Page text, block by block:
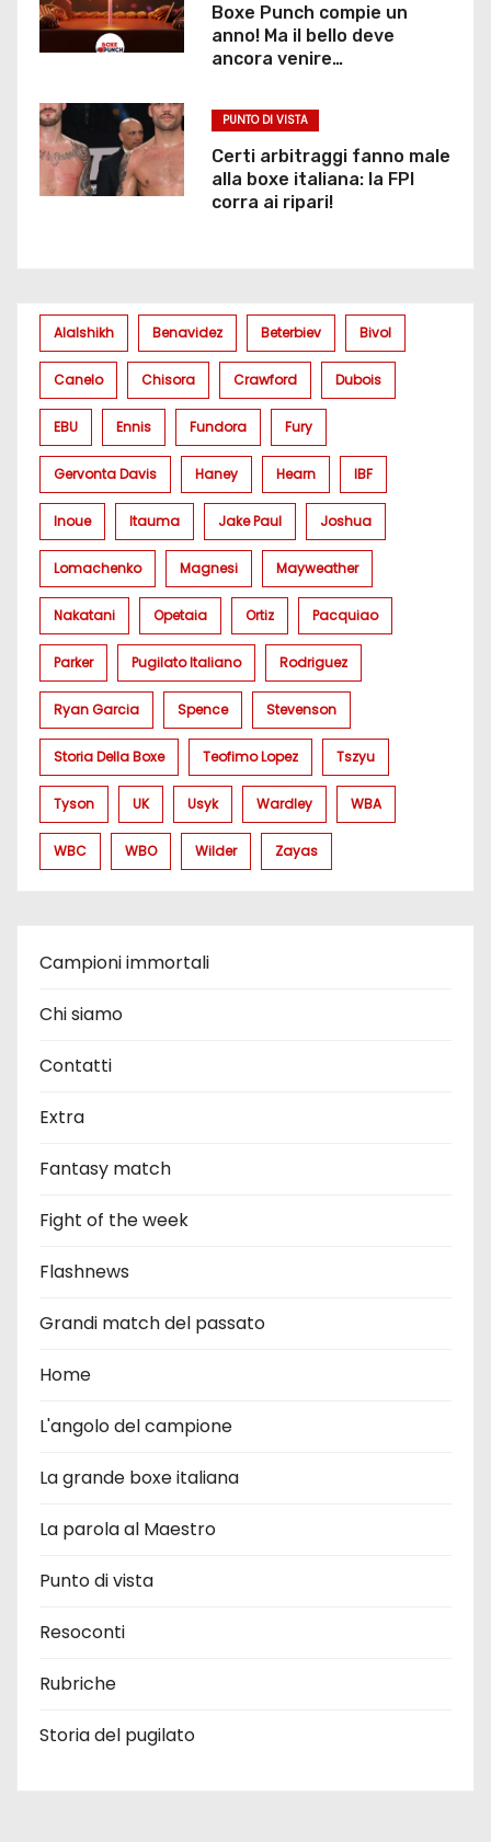
Boxe Punch compie un
anno! Ma il bello deve
ancora venire…
PUNTO DI VISTA
Certi arbitraggi fanno male
alla boxe italiana: la FPI
corra ai ripari!
Alalshikh Benavidez Beterbiev Bivol
Canelo Chisora Crawford Dubois
EBU Ennis Fundora Fury
Gervonta Davis Haney Hearn IBF
Inoue Itauma Jake Paul Joshua
Lomachenko Magnesi Mayweather
Nakatani Opetaia Ortiz Pacquiao
Parker Pugilato Italiano Rodriguez
Ryan Garcia Spence Stevenson
Storia Della Boxe Teofimo Lopez Tszyu
Tyson UK Usyk Wardley WBA
WBC WBO Wilder Zayas
Campioni immortali
Chi siamo
Contatti
Extra
Fantasy match
Fight of the week
Flashnews
Grandi match del passato
Home
L'angolo del campione
La grande boxe italiana
La parola al Maestro
Punto di vista
Resoconti
Rubriche
Storia del pugilato